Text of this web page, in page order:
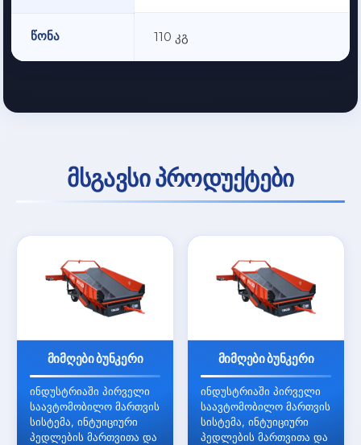
წონა 110 კგ
მსგავსი პროდუქტები
მიმღები ბუნკერი
ინდუსტრიაში პირველი
საავტომობილო მართვის
სისტემა, ინტუიციური
პედლების მართვითა და
მიმღები ბუნკერი
ინდუსტრიაში პირველი
საავტომობილო მართვის
სისტემა, ინტუიციური
პედლების მართვითა და